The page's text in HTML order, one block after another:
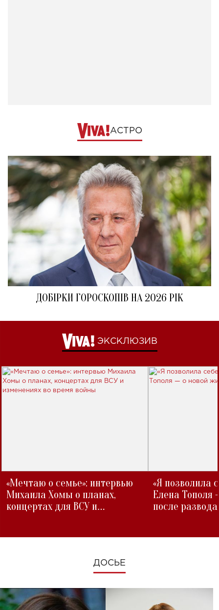
АСТРО
ДОБІРКИ ГОРОСКОПІВ НА 2026 РІК
ЭКСКЛЮЗИВ
«Мечтаю о семье»: интервью
Михаила Хомы о планах,
концертах для ВСУ и
«Я позволила
Елена Тополя
после развода
ДОСЬЕ